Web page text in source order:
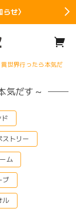
せ〉
世界行ったら本気だ
気だす～
ストリー
ム
ブ
ル